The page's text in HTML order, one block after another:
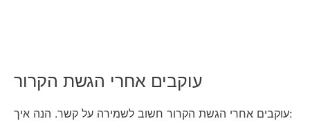
עוקבים אחרי הגשת הקרור
עוקבים אחרי הגשת הקרור חשוב לשמירה על קשר. הנה איך: